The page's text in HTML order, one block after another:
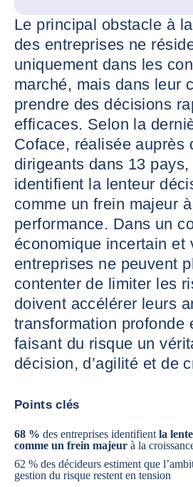
Le principal obstacle à
des entreprises ne
uniquement dans les
marché, mais dans leur
prendre des décisions
efficaces. Selon la
Coface, réalisée auprès
dirigeants dans 13 pays,
identifient la lenteur
comme un frein majeur
performance. Dans un
économique incertain et
entreprises ne peuvent
contenter de limiter les
doivent accélérer leurs
transformation profonde
faisant du risque un
décision, d’agilité et de
Points clés
68 % des entreprises identifient la
comme un frein majeur à la
62 % des décideurs estiment que
gestion du risque restent en tension